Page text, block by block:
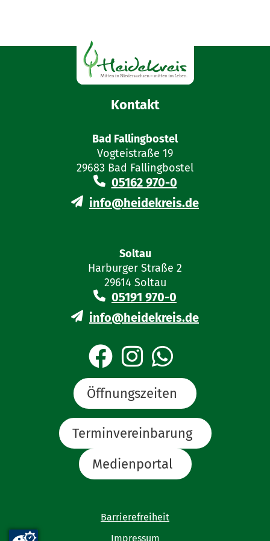
Für den praktischen Prüfungsteil kann die
Prüfungsteilnehmerin/der Prüfungsteilnehmer
zwischen den beiden folgenden Sachgebieten
Sach-/Vermögensversicherung
Kontakt
Bad Fallingbostel
Vogteistraße 19
29683 Bad Fallingbostel
05162 970-0
info@heidekreis.de
Soltau
Harburger Straße 2
29614 Soltau
05191 970-0
info@heidekreis.de
Öffnungszeiten
Terminvereinbarung
Medienportal
Barrierefreiheit
Impressum